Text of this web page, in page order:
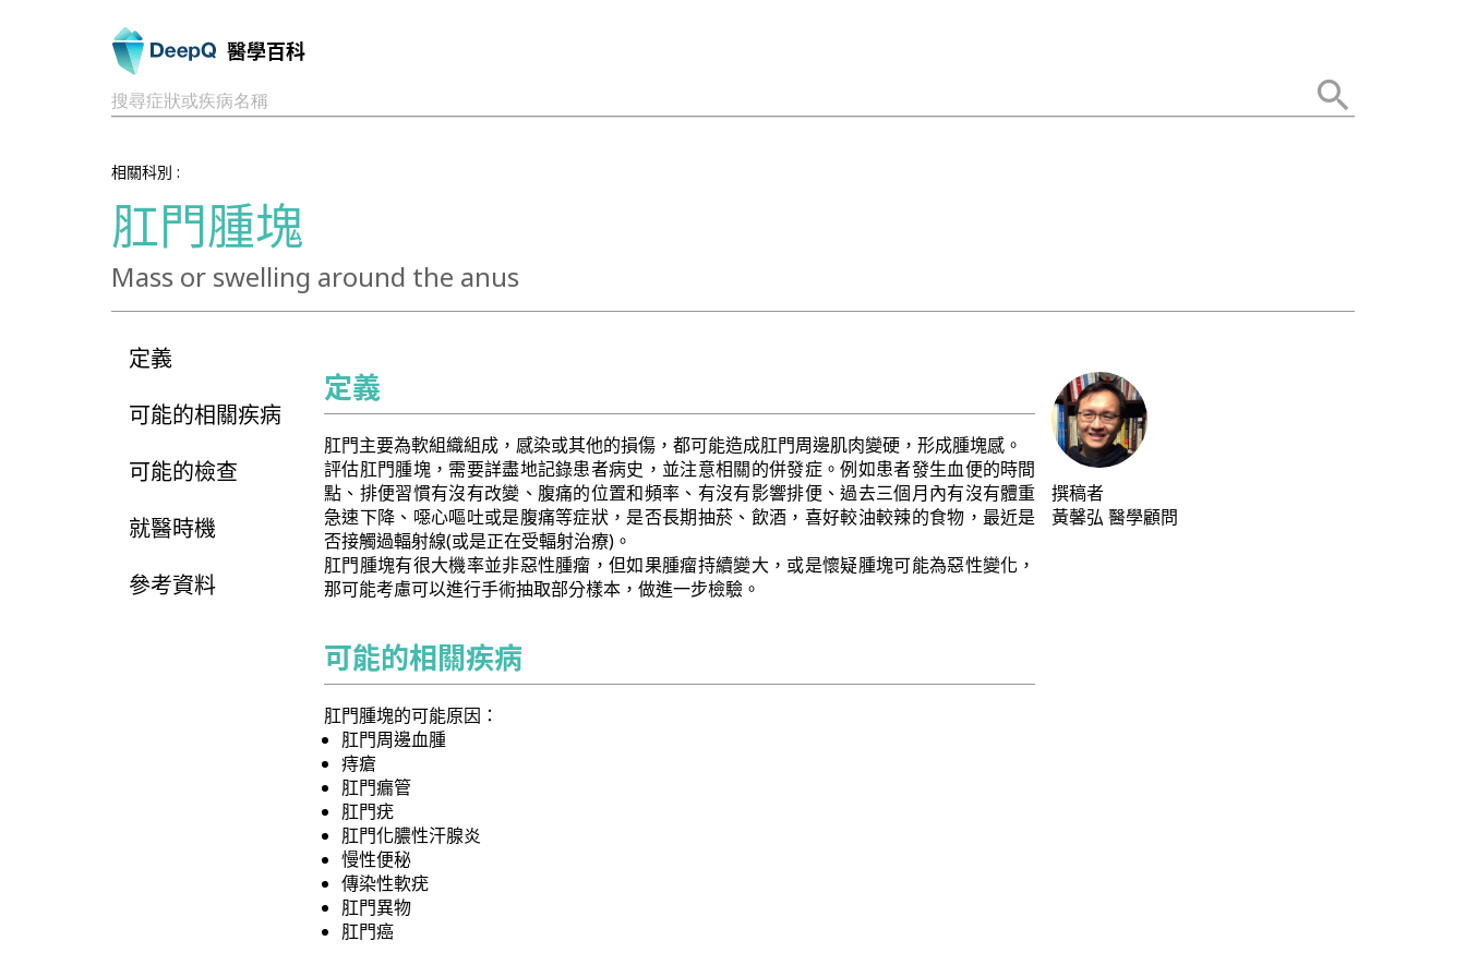
醫學百科
搜尋症狀或疾病名稱
相關科別 :
肛門腫塊
Mass or swelling around the anus
定義
可能的相關疾病
可能的檢查
就醫時機
參考資料
定義
肛門主要為軟組織組成，感染或其他的損傷，都可能造成肛門周邊肌肉變硬，形成腫塊感。
評估肛門腫塊，需要詳盡地記錄患者病史，並注意相關的併發症。例如患者發生血便的時間
點、排便習慣有沒有改變、腹痛的位置和頻率、有沒有影響排便、過去三個月內有沒有體重
急速下降、噁心嘔吐或是腹痛等症狀，是否長期抽菸、飲酒，喜好較油較辣的食物，最近是
否接觸過輻射線(或是正在受輻射治療)。
肛門腫塊有很大機率並非惡性腫瘤，但如果腫瘤持續變大，或是懷疑腫塊可能為惡性變化，
那可能考慮可以進行手術抽取部分樣本，做進一步檢驗。
可能的相關疾病
肛門腫塊的可能原因：
肛門周邊血腫
痔瘡
肛門瘺管
肛門疣
肛門化膿性汗腺炎
慢性便秘
傳染性軟疣
肛門異物
肛門癌
撰稿者
黃馨弘 醫學顧問